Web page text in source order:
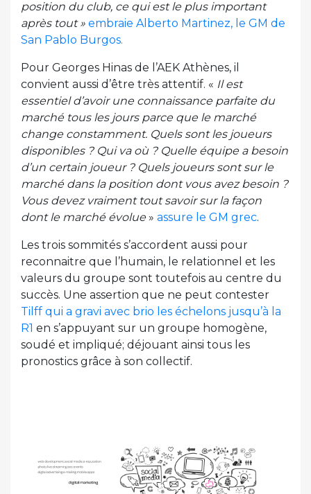
position du club, ce qui est le plus important
après tout » embraie Alberto Martinez, le GM de
San Pablo Burgos.
Pour Georges Hinas de l’AEK Athènes, il
convient aussi d’être très attentif. « Il est
essentiel d’avoir une connaissance parfaite du
marché tous les jours parce que le marché
change constamment. Quels sont les joueurs
disponibles ? Qui va où ? Quelle équipe a besoin
d’un certain joueur ? Quels joueurs sont sur le
marché dans la position dont vous avez besoin ?
Vous devez vraiment tout savoir sur la façon
dont le marché évolue» assure le GM grec.
Les trois sommités s’accordent aussi pour
reconnaitre que l’humain, le relationnel et les
valeurs du groupe sont toutefois au centre du
succès. Une assertion que ne peut contester
Tilff qui a gravi avec brio les échelons jusqu’à la
R1 en s’appuyant sur un groupe homogène,
soudé et impliqué; déjouant ainsi tous les
pronostics grâce à son collectif.